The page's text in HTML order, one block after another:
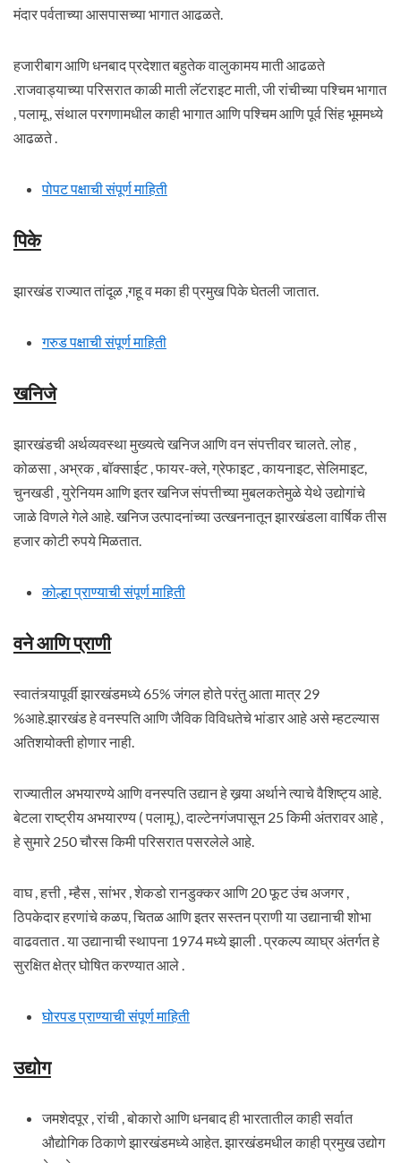
मंदार पर्वताच्या आसपासच्या भागात आढळते.
हजारीबाग आणि धनबाद प्रदेशात बहुतेक वालुकामय माती आढळते
.राजवाड्याच्या परिसरात काळी माती लॅटराइट माती, जी रांचीच्या पश्चिम भागात
, पलामू , संथाल परगणामधील काही भागात आणि पश्चिम आणि पूर्व सिंह भूममध्ये
आढळते .
पोपट पक्षाची संपूर्ण माहिती
पिके
झारखंड राज्यात तांदूळ ,गहू व मका ही प्रमुख पिके घेतली जातात.
गरुड पक्षाची संपूर्ण माहिती
खनिजे
झारखंडची अर्थव्यवस्था मुख्यत्वे खनिज आणि वन संपत्तीवर चालते. लोह ,
कोळसा , अभ्रक , बॉक्साईट , फायर-क्ले, ग्रेफाइट , कायनाइट, सेलिमाइट,
चुनखडी , युरेनियम आणि इतर खनिज संपत्तीच्या मुबलकतेमुळे येथे उद्योगांचे
जाळे विणले गेले आहे. खनिज उत्पादनांच्या उत्खननातून झारखंडला वार्षिक तीस
हजार कोटी रुपये मिळतात.
कोल्हा प्राण्याची संपूर्ण माहिती
वने आणि प्राणी
स्वातंत्र्यापूर्वी झारखंडमध्ये 65% जंगल होते परंतु आता मात्र 29
%आहे.झारखंड हे वनस्पति आणि जैविक विविधतेचे भांडार आहे असे म्हटल्यास
अतिशयोक्ती होणार नाही.
राज्यातील अभयारण्ये आणि वनस्पति उद्यान हे खर्‍या अर्थाने त्याचे वैशिष्ट्य आहे.
बेटला राष्ट्रीय अभयारण्य ( पलामू ), दाल्टेनगंजपासून 25 किमी अंतरावर आहे ,
हे सुमारे 250 चौरस किमी परिसरात पसरलेले आहे.
वाघ , हत्ती , म्हैस , सांभर , शेकडो रानडुक्कर आणि 20 फूट उंच अजगर ,
ठिपकेदार हरणांचे कळप, चितळ आणि इतर सस्तन प्राणी या उद्यानाची शोभा
वाढवतात . या उद्यानाची स्थापना 1974 मध्ये झाली . प्रकल्प व्याघ्र अंतर्गत हे
सुरक्षित क्षेत्र घोषित करण्यात आले .
घोरपड प्राण्याची संपूर्ण माहिती
उद्योग
जमशेदपूर , रांची , बोकारो आणि धनबाद ही भारतातील काही सर्वात
औद्योगिक ठिकाणे झारखंडमध्ये आहेत. झारखंडमधील काही प्रमुख उद्योग